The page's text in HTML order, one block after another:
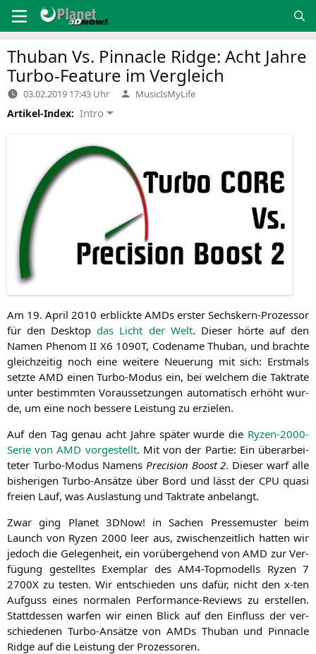
Inhalt
springen
Thuban Vs. Pinnacle Ridge: Acht Jahre
Turbo-Feature im Vergleich
03.02.2019 17:43 Uhr Verfasst
von
MusicIsMyLife
Artikel-Index: Intro
Am 19. April 2010 erblick­te AMDs ers­ter Sechs­kern-Pro­zes­sor
für den Desk­topdas Licht der Welt. Die­ser hör­te auf den
Namen Phe­nom II X6 1090T, Code­na­me Thub­an, und brach­te
gleich­zei­tig noch eine wei­te­re Neue­rung mit sich: Erst­mals
setz­te AMD einen Tur­bo-Modus ein, bei wel­chem die Takt­ra­te
unter bestimm­ten Vor­aus­set­zun­gen auto­ma­tisch erhöht wur­
de, um eine noch bes­se­re Leis­tung zu erzielen.
Auf den Tag genau acht Jah­re spä­ter wur­de die Ryzen-2000-
Serie vonAMD vor­ge­stellt. Mit von der Par­tie: Ein über­ar­bei­
te­ter Tur­bo-Modus Namens Pre­cis­i­on Boost 2. Die­ser warf alle
bis­he­ri­gen Tur­bo-Ansät­ze über Bord und lässt der CPU qua­si
frei­en Lauf, was Aus­las­tung und Takt­ra­te anbelangt.
Zwar ging Pla­net 3DNow! in Sachen Pres­se­mus­ter beim
Launch von Ryzen 2000 leer aus, zwi­schen­zeit­lich hat­ten wir
jedoch die Gele­gen­heit, ein vor­über­ge­hend vonAMD zur Ver­
fü­gung gestell­tes Exem­plar des AM4-Top­mo­dells Ryzen 7
2700X zu tes­ten. Wir ent­schie­den uns dafür, nicht den x‑ten
Auf­guss eines nor­ma­len Per­for­mance-Reviews zu erstel­len.
Statt­des­sen war­fen wir einen Blick auf den Ein­fluss der ver­
schie­de­nen Tur­bo-Ansät­ze von AMDs Thub­an und Pin­na­cle
Ridge auf die Leis­tung der Prozessoren.